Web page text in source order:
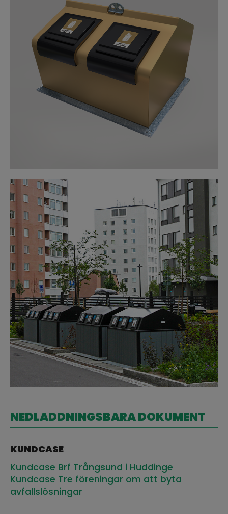
NEDLADDNINGSBARA DOKUMENT
KUNDCASE
Kundcase Brf Trångsund i Huddinge
Kundcase Tre föreningar om att byta
avfallslösningar